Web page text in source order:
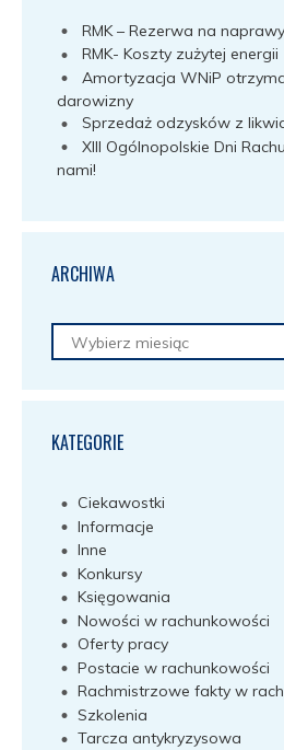
RMK – Rezerwa na
RMK- Koszty zużytej energii
Amortyzacja WNiP
darowizny
Sprzedaż odzysków z
XIII Ogólnopolskie Dni
nami!
ARCHIWA
Archiwa
KATEGORIE
Ciekawostki
Informacje
Inne
Konkursy
Księgowania
Nowości w rachunkowości
Oferty pracy
Postacie w rachunkowości
Rachmistrzowe fakty w
Szkolenia
Tarcza antykryzysowa